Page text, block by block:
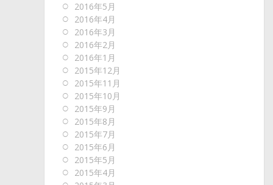
2016年5月
2016年4月
2016年3月
2016年2月
2016年1月
2015年12月
2015年11月
2015年10月
2015年9月
2015年8月
2015年7月
2015年6月
2015年5月
2015年4月